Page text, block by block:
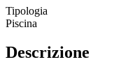
Tipologia
Piscina
Descrizione